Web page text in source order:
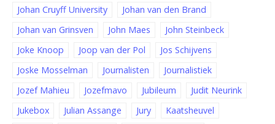
Johan Cruyff University
Johan van den Brand
Johan van Grinsven
John Maes
John Steinbeck
Joke Knoop
Joop van der Pol
Jos Schijvens
Joske Mosselman
Journalisten
Journalistiek
Jozef Mahieu
Jozefmavo Jubileum
Judit Neurink
Jukebox
Julian Assange Jury
Kaatsheuvel